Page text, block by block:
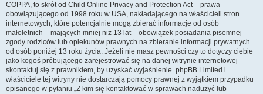
COPPA, to skrót od Child Online Privacy and Protection Act – prawa
obowiązującego od 1998 roku w USA, nakładającego na właścicieli stron
internetowych, które potencjalnie mogą zbierać informacje od osób
małoletnich – mających mniej niż 13 lat – obowiązek posiadania pisemnej
zgody rodziców lub opiekunów prawnych na zbieranie informacji prywatnych
od osób poniżej 13 roku życia. Jeżeli nie masz pewności czy to dotyczy ciebie
jako kogoś próbującego zarejestrować się na danej witrynie internetowej –
skontaktuj się z prawnikiem, by uzyskać wyjaśnienie. phpBB Limited i
właściciele tej witryny nie dostarczają pomocy prawnej z wyjątkiem przypadku
opisanego w pytaniu „Z kim się kontaktować w sprawach nadużyć lub